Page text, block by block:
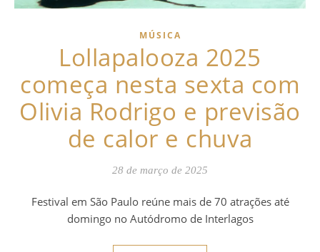
MÚSICA
Lollapalooza 2025
começa nesta sexta com
Olivia Rodrigo e previsão
de calor e chuva
28 de março de 2025
Festival em São Paulo reúne mais de 70 atrações até
domingo no Autódromo de Interlagos